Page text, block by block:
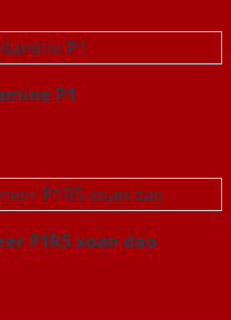
P1
P1R5 xoan dao